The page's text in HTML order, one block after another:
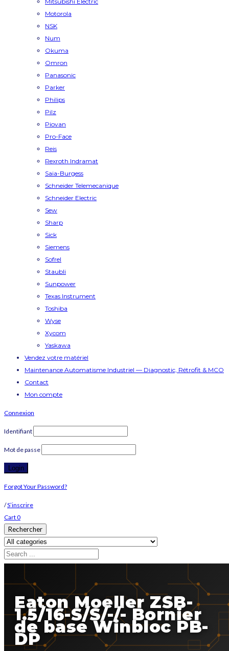
Motorola
NSK
Num
Okuma
Omron
Panasonic
Parker
Philips
Pilz
Piovan
Pro-Face
Reis
Rexroth Indramat
Saia-Burgess
Schneider Telemecanique
Schneider Electric
Sew
Sharp
Sick
Siemens
Sofrel
Staubli
Sunpower
Texas Instrument
Toshiba
Wyse
Xycom
Yaskawa
Vendez votre matériel
Maintenance Automatisme Industriel — Diagnostic, Rétrofit & MCO
Contact
Mon compte
Connexion
Identifiant
Mot de passe
Forgot Your Password?
/S’inscrire
Cart0
Rechercher
Eaton Moeller ZSB-
1.5/16-S/S/-/- Bornier
de base Winbloc PB-
DP